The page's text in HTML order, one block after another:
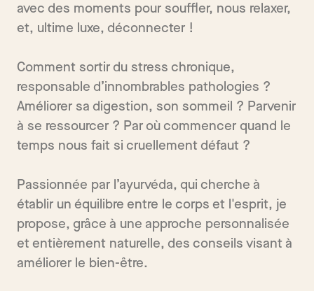
avec des moments pour souffler, nous relaxer,
et, ultime luxe, déconnecter !
Comment sortir du stress chronique,
responsable d’innombrables pathologies ?
Améliorer sa digestion, son sommeil ? Parvenir
à se ressourcer ? Par où commencer quand le
temps nous fait si cruellement défaut ?
Passionnée par l’ayurvéda, qui cherche à
établir un équilibre entre le corps et l'esprit, je
propose, grâce à une approche personnalisée
et entièrement naturelle, des conseils visant à
améliorer le bien-être.